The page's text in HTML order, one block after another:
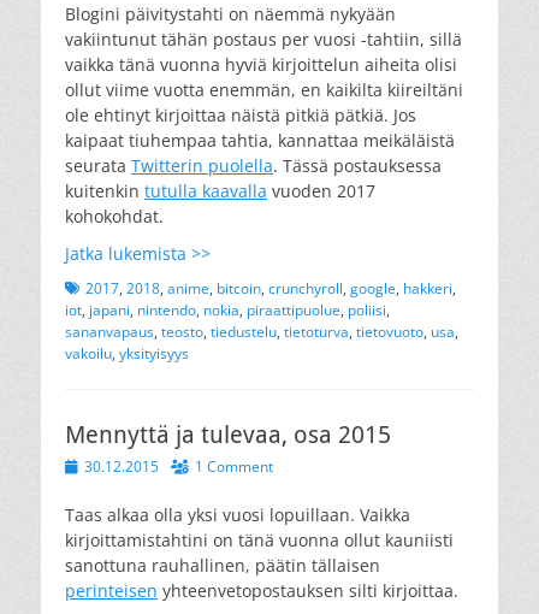
Blogini päivitystahti on näemmä nykyään
vakiintunut tähän postaus per vuosi -tahtiin, sillä
vaikka tänä vuonna hyviä kirjoittelun aiheita olisi
ollut viime vuotta enemmän, en kaikilta kiireiltäni
ole ehtinyt kirjoittaa näistä pitkiä pätkiä. Jos
kaipaat tiuhempaa tahtia, kannattaa meikäläistä
seurata Twitterin puolella. Tässä postauksessa
kuitenkin tutulla kaavalla vuoden 2017
kohokohdat.
Jatka lukemista >>
Tags2017, 2018, anime, bitcoin, crunchyroll, google, hakkeri,
iot, japani, nintendo, nokia, piraattipuolue, poliisi,
sananvapaus, teosto, tiedustelu, tietoturva, tietovuoto, usa,
vakoilu, yksityisyys
Mennyttä ja tulevaa, osa 2015
Posted
30.12.2015 1 Comment
Taas alkaa olla yksi vuosi lopuillaan. Vaikka
kirjoittamistahtini on tänä vuonna ollut kauniisti
sanottuna rauhallinen, päätin tällaisen
perinteisen yhteenvetopostauksen silti kirjoittaa.